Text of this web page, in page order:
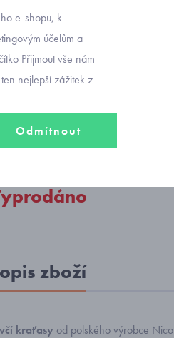
kód: J1903_šedá
dívčí
Kč
Kč
zboží
kraťasy od polského výrobce
e-shopu, k
účelům a
Přijmout vše nám
nejlepší zážitek z
Odmítnout